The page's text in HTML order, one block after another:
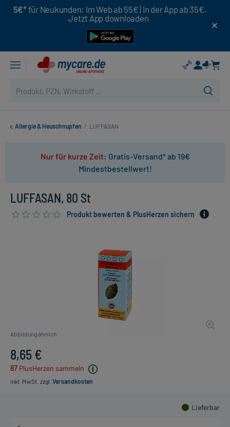
5€* für Neukunden: Im Web ab 55€ | In der App ab 35€.
Jetzt App downloaden
Allergie & Heuschnupfen / LUFFASAN
Nur für kurze Zeit: Gratis-Versand* ab 19€
Mindestbestellwert!
LUFFASAN, 80 St
Produkt bewerten & PlusHerzen sichern
Abbildung ähnlich
8,65 €
87 PlusHerzen sammeln
inkl. MwSt. zzgl. Versandkosten
Lieferbar